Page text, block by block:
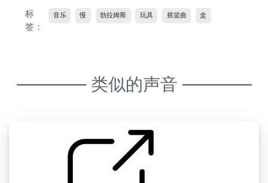
标
签：
音乐 慢 勃拉姆斯 玩具 摇篮曲 盒
———— 类似的声音 ————